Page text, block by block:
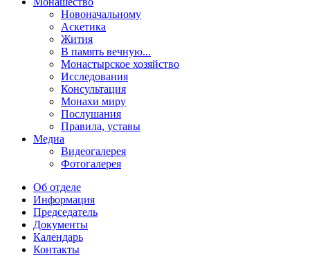
Новоначальному
Аскетика
Жития
В память вечную...
Монастырское хозяйство
Исследования
Консультация
Монахи миру
Послушания
Правила, уставы
Медиа
Видеогалерея
Фотогалерея
Об отделе
Информация
Председатель
Документы
Календарь
Контакты